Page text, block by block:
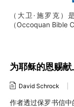
福音传讲与
西班牙语
乌兹别克语
韩语
（大卫·施罗克
（Occoquan Bible
为耶稣的恩赐献
David Schrock
作者透过保罗书信